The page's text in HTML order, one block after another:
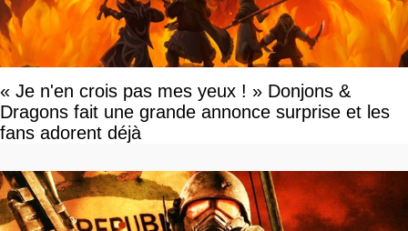
« Je n'en crois pas mes yeux ! » Donjons &
Dragons fait une grande annonce surprise et les
fans adorent déjà